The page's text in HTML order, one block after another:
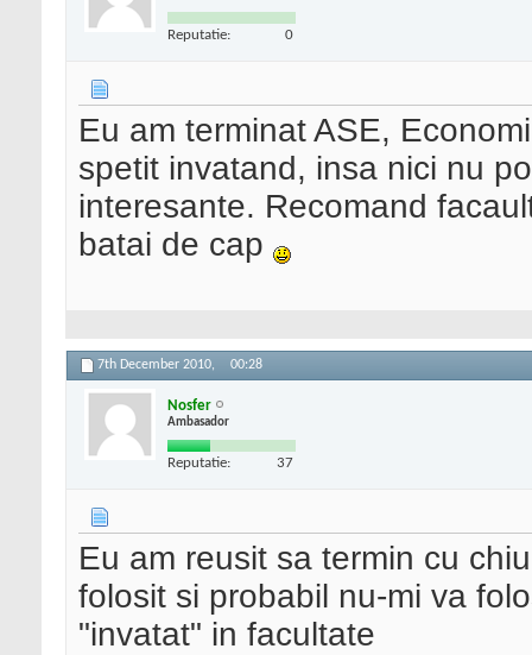
Reputatie: 0
Eu am terminat ASE,
spetit invatand, insa nici nu
interesante. Recomand
batai de cap
7th December 2010, 00:28
Nosfer
Ambasador
Reputatie: 37
Eu am reusit sa termin cu
folosit si probabil nu-mi va
"invatat" in facultate